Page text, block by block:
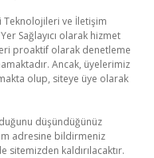
Teknolojileri ve İletişim
Sağlayıcı olarak hizmet
proaktif olarak denetleme
Ancak, üyelerimiz
olup, siteye üye olarak
düşündüğünüz
adresine bildirmeniz
kaldırılacaktır.